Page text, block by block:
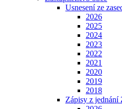
Usnesení ze
2026
2025
2024
2023
2022
2021
2020
2019
2018
Zápisy z jednání